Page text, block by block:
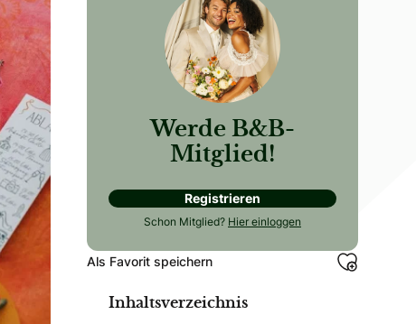
Details und mutige Farbkombinationen.
Werde B&B-
Mitglied!
Registrieren
Schon Mitglied? Hier einloggen
Als Favorit speichern
Inhaltsverzeichnis